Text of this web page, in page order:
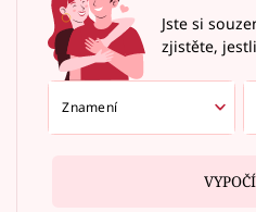
Jste si
zjistěte,